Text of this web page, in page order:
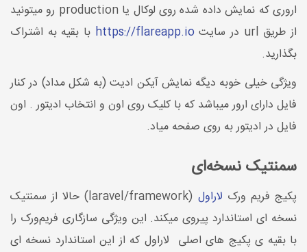
اروری که نمایش داده شده روی لوکال یا production رو میتونید
از طریق url در سایت
https://flareapp.io با بقیه به اشتراک
بگذارید.
ویژگی خیلی خوبه دیگه نمایش آیکن ادیت (به شکل مداد) در کنار
فایل دارای ارور میباشد که با کلیک روی اون و انتخاب ادیتور . اون
فایل در ادیتور به روی صفحه میاد.
سمنتیک نسخه‌ای
پکیج فریم ورک لاراول
(laravel/framework) حالا از سمنتیک
نسخه ای استاندارد پیروی میکند. این ویژگی سازگاری فریم‌ورک را
با بقیه ی پکیج های اصلی لاراول که از این استاندارد نسخه ای